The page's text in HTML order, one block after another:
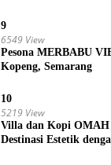
9
6549 View
Pesona MERBABU
Kopeng, Semarang
10
5219 View
Villa dan Kopi OMAH
Destinasi Estetik